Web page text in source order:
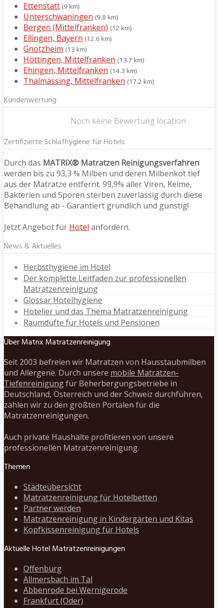
Ettenstatt (9 km)
Unterschwaningen (9.8 km)
Bergen (Mittelfranken) (12 km)
Ellingen, Bayern (12.6 km)
Gnotzheim (13 km)
Höttingen, Mittelfranken (13.7 km)
Ehingen, Mittelfranken (14.3 km)
Thalmässing, Mittelfranken (17.2 km)
Kundenwertung
Noch keine Bewertung location
Zertifizierte Schlafhygiene für Hotels
Durch das MATRIX® Matratzen Reinigungsverfahren
werden bis zu 93,3 % Milben und deren Milbenkot tief
aus der Matratze entfernt. 99,9% aller Viren, Keime,
Bakterien und Sporen sterben zuverlässig durch diese
Behandlung ab - Garantiert gründlich und günstig!
Jetzt Angebot für Hotel anfordern.
News & Aktuelles
Herbsthygiene im Hotel
Der komplette Leitfaden zur professionellen
Matratzenreinigung
Glossar Hotelhygiene
Hotelier und das Thema Matratzenreinigung
Raumdüfte für Hotels und Pensionen
Über Matrix Matratzenreinigung
Seit 2003 befreien wir Matratzen von Hausstaubmilben
und Allergene. Durch unsere mobile Matratzen-
Tiefenreinigungfür Beherbergungsbetriebe in
Deutschland, Österreich und der Schweiz durchführen,
zählen wir zu den größten Portalen für die
Matratzenreinigungen.
Auch private Haushalte profitieren von unsere
professionellen Matratzenreinigung.
Themen
Städteübersicht
Matratzenreinigung für Hotelbetten
Partner werden
Matratzenreinigung in Kindergärten und Kitas
Kopfkissenreinigung für Hotels
Aktuelle Hotel Matratzenreinigungen
Offenburg
Allmersbach im Tal
Abbenrode bei Wernigerode
Frankfurt (Oder)